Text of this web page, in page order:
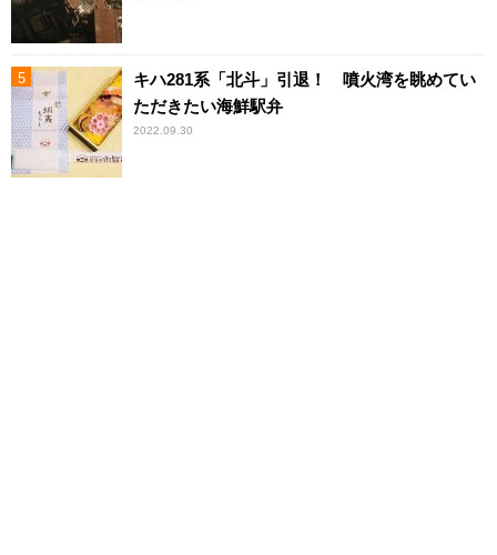
キハ281系「北斗」引退！ 噴火湾を眺めてい
ただきたい海鮮駅弁
2022.09.30